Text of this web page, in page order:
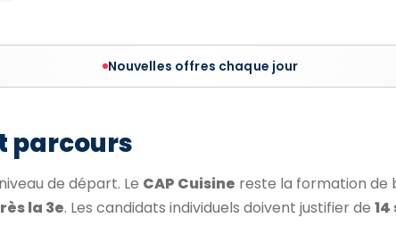
Nouvelles offres chaque jour
parcours
de départ. Le CAP Cuisine reste la formation de
la 3e. Les candidats individuels doivent justifier de